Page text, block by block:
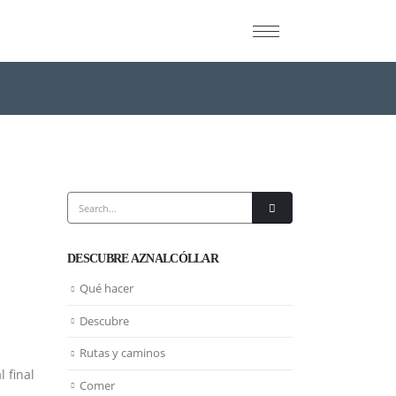
final
DESCUBRE AZNALCÓLLAR
Qué hacer
Descubre
Rutas y caminos
Comer